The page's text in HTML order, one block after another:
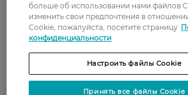
13 мая, 2026
не залишає білий або
зволожує, добре
приємний, швидко
легкий приємний
больше об использовании нами файлов
изменить свои предпочтения в
Cookie, пожалуйста, посетите страницу
конфиденциальности
Настроить файлы Cookie
Принять все файлы Cookie